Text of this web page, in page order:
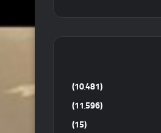
(10٬481)
(11٬596)
(15)